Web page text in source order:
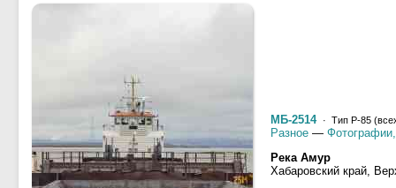
МБ-2514 · Тип Р-85
Разное —
Река Амур
Хабаровский край,